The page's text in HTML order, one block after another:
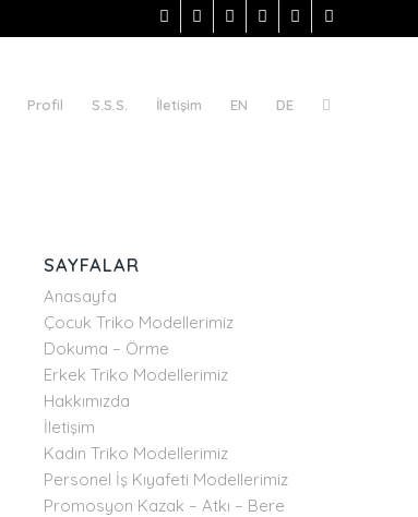
Profil S.S.S. İletişim EN DE
SAYFALAR
Anasayfa
Çocuk Triko Modellerimiz
Dokuma – Örme
Erkek Triko Modellerimiz
Hakkımızda
İletişim
Kadın Triko Modellerimiz
Personel İş Kıyafeti Modellerimiz
Promosyon Kazak – Atkı – Bere